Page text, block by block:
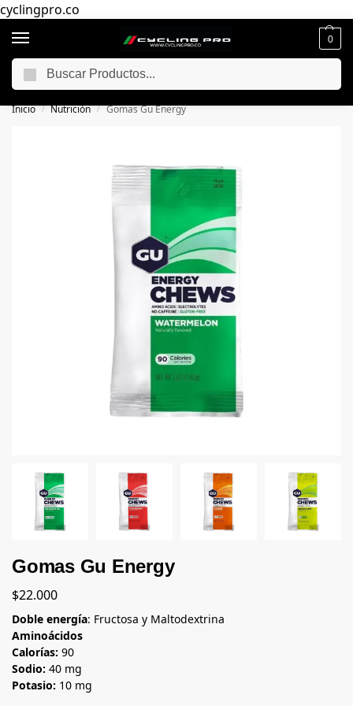
cyclingpro.co
0
🚴‍ Envío gratuito a todo Colombia por compras superiores a $250.000
Inicio / Nutrición / Gomas Gu Energy
Gomas Gu Energy
$22.000
Doble energía: Fructosa y Maltodextrina
Aminoácidos
Calorías: 90
Sodio: 40 mg
Potasio: 10 mg